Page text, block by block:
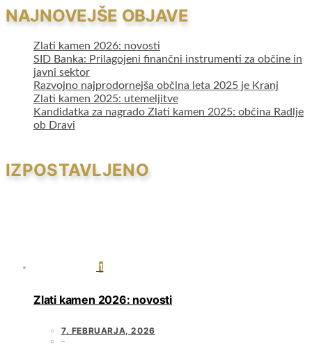
NAJNOVEJŠE OBJAVE
Zlati kamen 2026: novosti
SID Banka: Prilagojeni finančni instrumenti za občine in
javni sektor
Razvojno najprodornejša občina leta 2025 je Kranj
Zlati kamen 2025: utemeljitve
Kandidatka za nagrado Zlati kamen 2025: občina Radlje
ob Dravi
IZPOSTAVLJENO
1
Zlati kamen 2026: novosti
7. FEBRUARJA, 2026